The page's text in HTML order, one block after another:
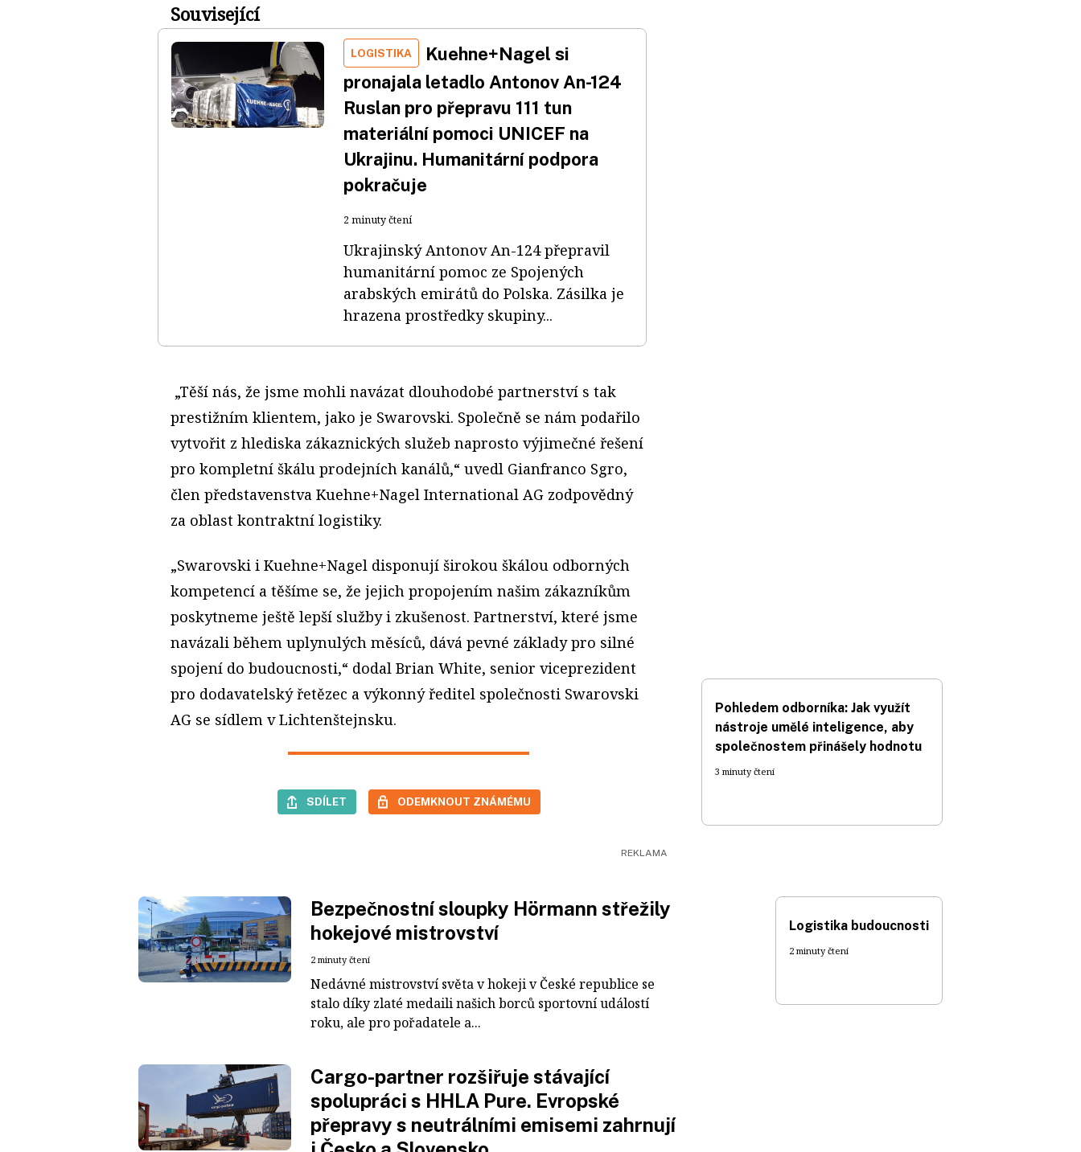
Související
LOGISTIKA
Kuehne+Nagel si
pronajala letadlo Antonov An-124
Ruslan pro přepravu 111 tun
materiální pomoci UNICEF na
Ukrajinu. Humanitární podpora
pokračuje
2 minuty čtení
Ukrajinský Antonov An-124 přepravil
humanitární pomoc ze Spojených
arabských emirátů do Polska. Zásilka je
hrazena prostředky skupiny...
„Těší nás, že jsme mohli navázat dlouhodobé partnerství s tak
prestižním klientem, jako je Swarovski. Společně se nám podařilo
vytvořit z hlediska zákaznických služeb naprosto výjimečné řešení
pro kompletní škálu prodejních kanálů,“ uvedl Gianfranco Sgro,
člen představenstva Kuehne+Nagel International AG zodpovědný
za oblast kontraktní logistiky.
„Swarovski i Kuehne+Nagel disponují širokou škálou odborných
kompetencí a těšíme se, že jejich propojením našim zákazníkům
poskytneme ještě lepší služby i zkušenost. Partnerství, které jsme
navázali během uplynulých měsíců, dává pevné základy pro silné
spojení do budoucnosti,“ dodal Brian White, senior viceprezident
pro dodavatelský řetězec a výkonný ředitel společnosti Swarovski
AG se sídlem v Lichtenštejnsku.
SDÍLET ODEMKNOUT ZNÁMÉMU
Pohledem odborníka: Jak využít
nástroje umělé inteligence, aby
společnostem přinášely hodnotu
3 minuty čtení
Bezpečnostní sloupky Hörmann střežily
hokejové mistrovství
2 minuty čtení
Nedávné mistrovství světa v hokeji v České republice se
stalo díky zlaté medaili našich borců sportovní událostí
roku, ale pro pořadatele a...
Cargo-partner rozšiřuje stávající
spolupráci s HHLA Pure. Evropské
přepravy s neutrálními emisemi zahrnují
Logistika budoucnosti
2 minuty čtení